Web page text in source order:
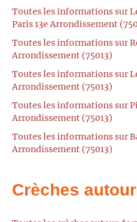
Toutes les informations sur
Paris 13e Arrondissement
Toutes les informations sur
Arrondissement (75013)
Toutes les informations sur
Arrondissement (75013)
Toutes les informations sur
Arrondissement (75013)
Toutes les informations sur
Arrondissement (75013)
Crèches